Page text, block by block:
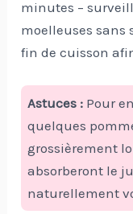
minutes –
moelleuses sans
fin de cuisson
Astuces : Pour
quelques
grossièrement
absorberont le
naturellement